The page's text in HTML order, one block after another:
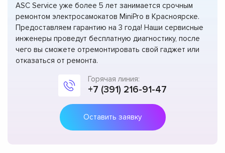
ASC Service уже более 5 лет занимается срочным
ремонтом электросамокатов MiniPro в Красноярске.
Предоставляем гарантию на 3 года! Наши сервисные
инженеры проведут бесплатную диагностику, после
чего вы сможете отремонтировать свой гаджет или
отказаться от ремонта.
Горячая линия:
+7 (391) 216-91-47
Оставить заявку